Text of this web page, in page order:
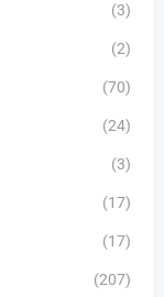
(3)
(2)
(70)
(24)
(3)
(17)
(17)
(207)